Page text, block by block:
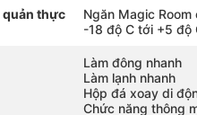
quản thực
Ngăn Magic
-18 độ C tới +5 độ
Làm đông nhanh
Làm lạnh nhanh
Hộp đá xoay di
Chức năng thông